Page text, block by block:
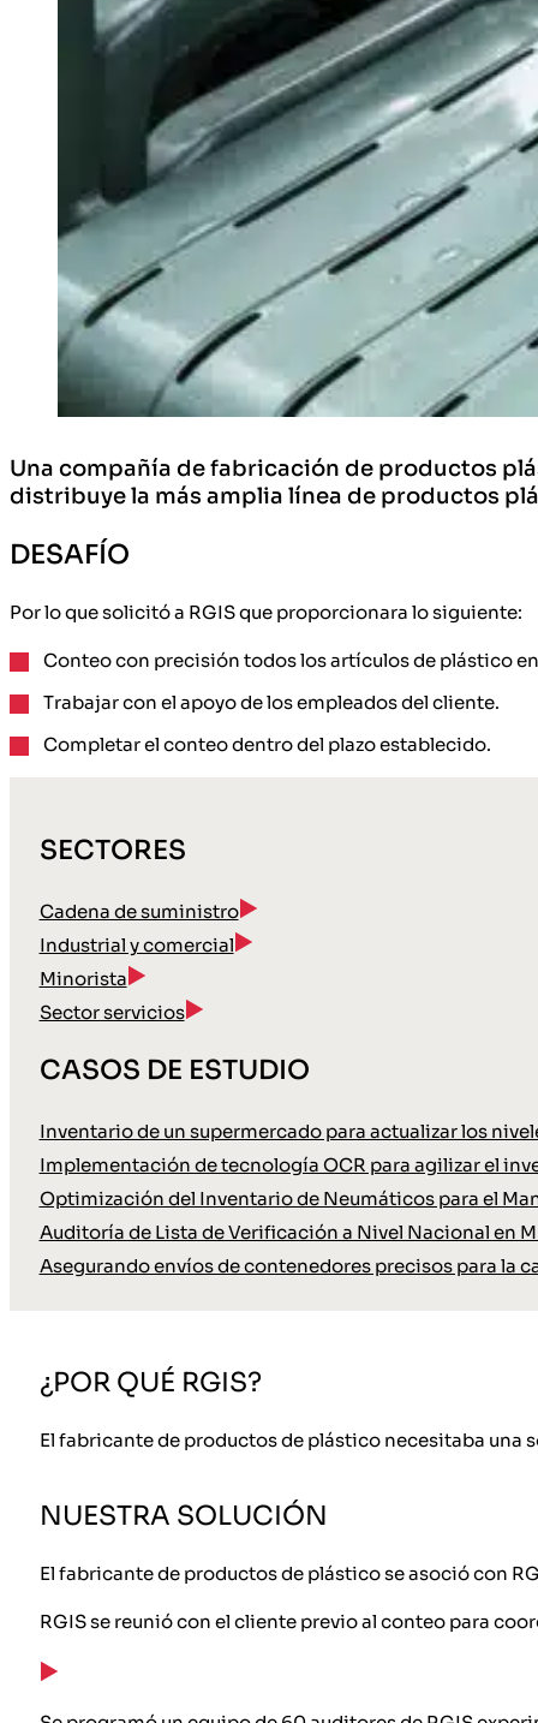
Una compañía de fabricación de productos
distribuye la más amplia línea de productos
DESAFÍO
Por lo que solicitó a RGIS que proporcionara lo siguiente:
Conteo con precisión todos los artículos de plástico
Trabajar con el apoyo de los empleados del cliente.
Completar el conteo dentro del plazo establecido.
SECTORES
Cadena de suministro
Industrial y comercial
Minorista
Sector servicios
CASOS DE ESTUDIO
Inventario de un supermercado para actualizar los
Implementación de tecnología OCR para agilizar el
Optimización del Inventario de Neumáticos para el
Auditoría de Lista de Verificación a Nivel Nacional en
Asegurando envíos de contenedores precisos para la
¿POR QUÉ RGIS?
El fabricante de productos de plástico necesitaba una
NUESTRA SOLUCIÓN
El fabricante de productos de plástico se asoció con
RGIS se reunió con el cliente previo al conteo para